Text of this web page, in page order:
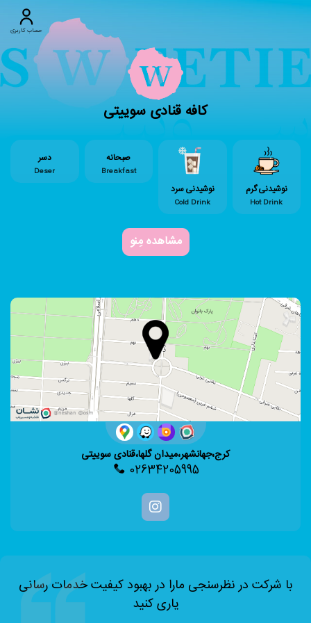
حساب کاربری
کافه قنادی سوییتی
نوشیدنی گرم
Hot Drink
نوشیدنی سرد
Cold Drink
صبحانه
Breakfast
دسر
Deser
مشاهده مِنو
کرج،جهانشهر،میدان گلها،قنادی سوییتی
02634205995
با شرکت در نظرسنجی مارا در بهبود کیفیت خدمات رسانی
یاری کنید